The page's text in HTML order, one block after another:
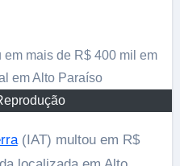
(IAT) multou em R$